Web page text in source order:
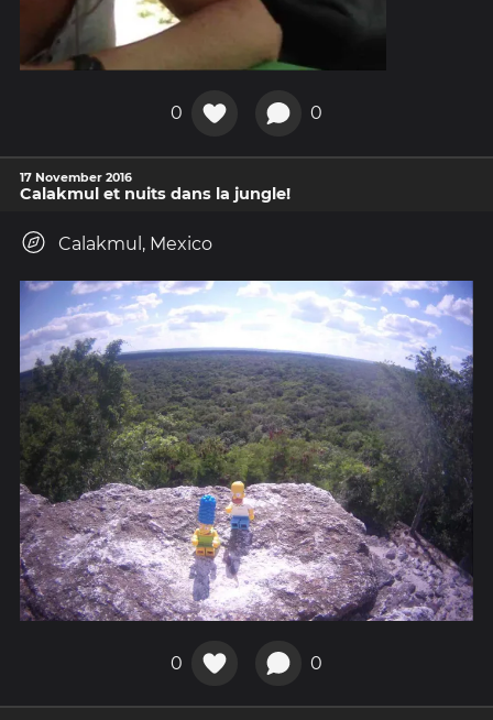
0 0
17 November 2016
Calakmul et nuits dans la jungle!
Calakmul, Mexico
0 0